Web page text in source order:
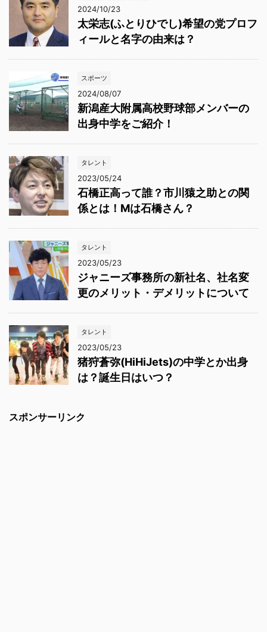
2024/10/23
太栄志(ふとりひでし)希望の党プロフ
ィールと名字の由来は？
スポーツ
2024/08/07
新潟産大附属高校野球部メンバーの
出身中学をご紹介！
タレント
2023/05/24
石橋正高って誰？市川猿之助との関
係とは！Mは石橋さん？
タレント
2023/05/23
ジャニーズ事務所の新社名、社名変
更のメリット・デメリットについて
タレント
2023/05/23
猪狩蒼弥(HiHiJets)の中学とか出身
は？誕生日はいつ？
スポンサーリンク